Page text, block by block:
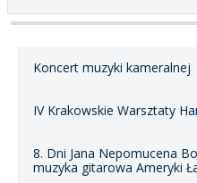
Koncert muzyki kameralnej
IV Krakowskie Warsztaty
8. Dni Jana Nepomucena
muzyka gitarowa Ameryki